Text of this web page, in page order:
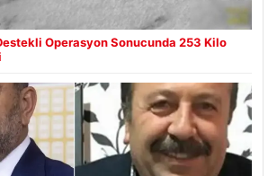
Operasyon Sonucunda 253 Kilo